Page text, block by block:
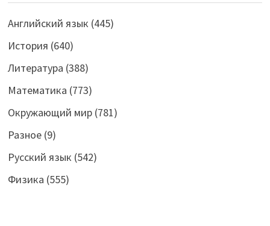
Английский язык (445)
История (640)
Литература (388)
Математика (773)
Окружающий мир(781)
Разное(9)
Русский язык (542)
Физика (555)